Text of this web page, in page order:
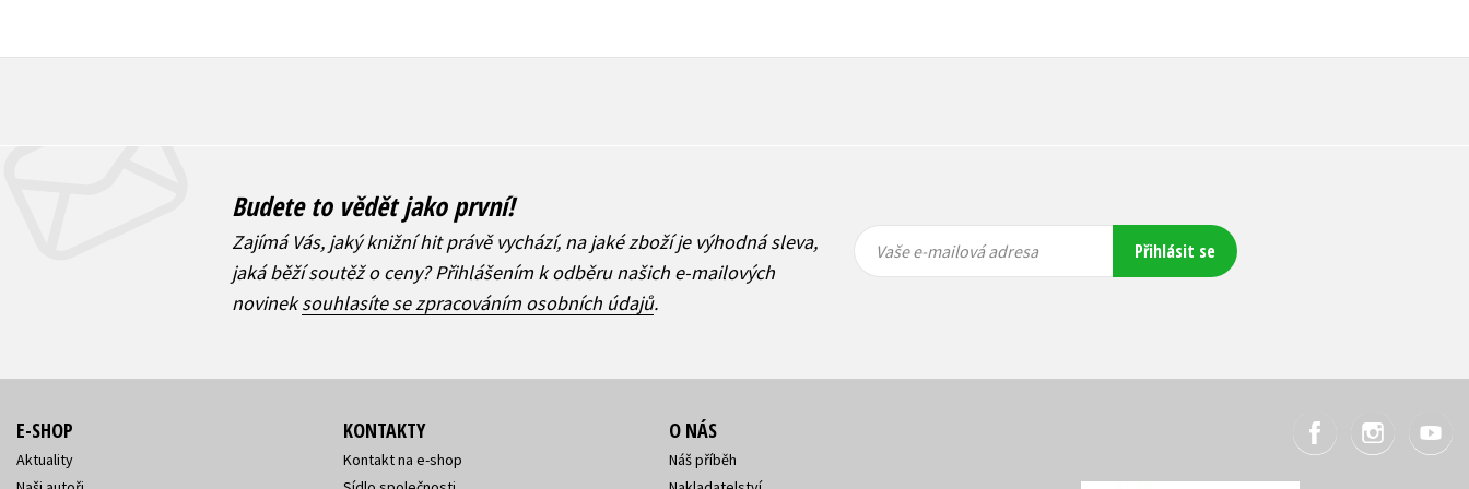
Budete to vědět jako první!
Zajímá Vás, jaký knižní hit právě vychází, na jaké zboží je výhodná sleva,
jaká běží soutěž o ceny? Přihlášením k odběru našich e-mailových
novineksouhlasíte se zpracováním osobních údajů.
mailová
mailová
Vaše e-mailová adresa Přihlásit se
E-SHOP
Aktuality
KONTAKTY
Kontakt na e-shop
O NÁS
Náš příběh